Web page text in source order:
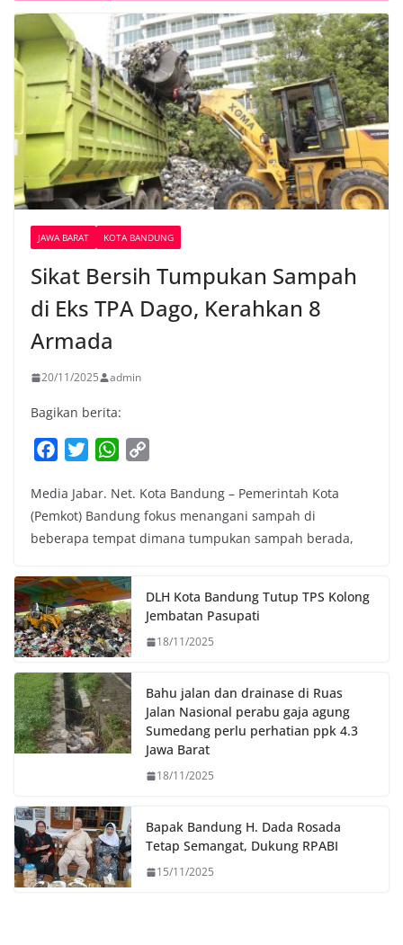
JAWA BARAT KOTA BANDUNG
Sikat Bersih Tumpukan Sampah
di Eks TPA Dago, Kerahkan 8
Armada
20/11/2025 admin
Bagikan berita:
c
e
b
o
k
i
t
t
r
W
a
t
s
p
p
p
y
L
n
k
Media Jabar. Net. Kota Bandung – Pemerintah Kota
(Pemkot) Bandung fokus menangani sampah di
beberapa tempat dimana tumpukan sampah berada,
DLH Kota Bandung Tutup TPS Kolong
Jembatan Pasupati
18/11/2025
Bahu jalan dan drainase di Ruas
Jalan Nasional perabu gaja agung
Sumedang perlu perhatian ppk 4.3
Jawa Barat
18/11/2025
Bapak Bandung H. Dada Rosada
Tetap Semangat, Dukung RPABI
15/11/2025